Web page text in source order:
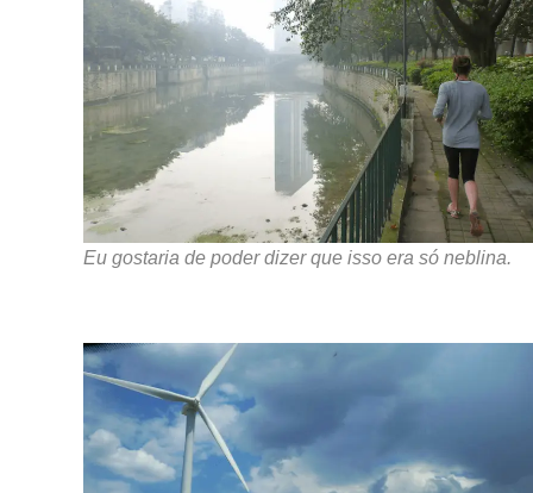
Eu gostaria de poder dizer que isso era só neblina.